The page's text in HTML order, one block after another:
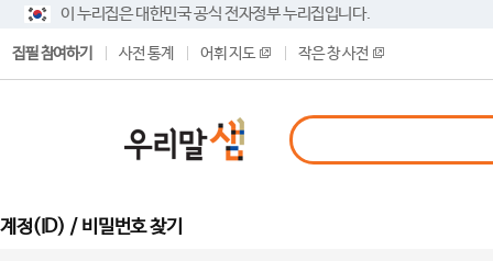
이 누리집은 대한민국 공식 전자정부 누리집입니다.
집필 참여하기 사전 통계 어휘 지도 작은 창 사전
계정(ID) / 비밀번호 찾기